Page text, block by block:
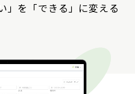
」を「できる」に変える